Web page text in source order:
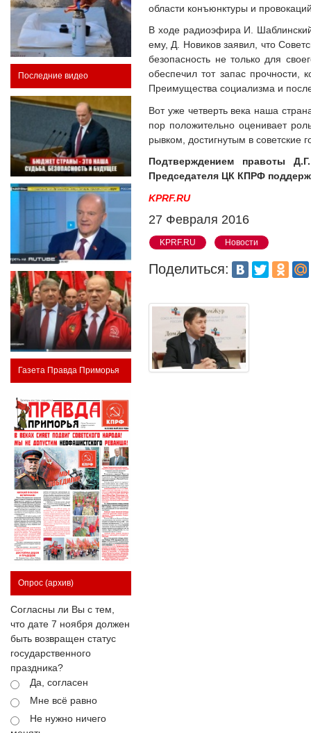
Последние видео
Газета Правда Приморья
Опрос (архив)
Согласны ли Вы с тем,
что дате 7 ноября должен
быть возвращен статус
государственного
праздника?
Да, согласен
Мне всё равно
Не нужно ничего
области конъюнктуры и
В ходе радиоэфира И.
ему, Д. Новиков заявил, что
безопасность не только для
обеспечил тот запас прочности,
Преимущества социализма и
Вот уже четверть века наша
пор положительно оценивает
рывком, достигнутым в советские
Подтверждением правоты
Председателя ЦК КПРФ
KPRF.RU
27 Февраля 2016
KPRF.RU Новости
Поделиться: